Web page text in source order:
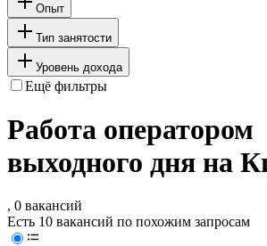
Опыт
Тип занятости
Уровень дохода
Ещё фильтры
Работа оператором
выходного дня на
, 0 вакансий
Есть 10 вакансий по похожим запросам